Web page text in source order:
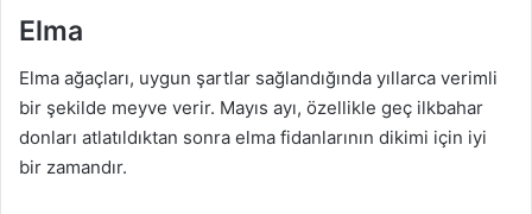
Elma
Elma ağaçları, uygun şartlar sağlandığında yıllarca verimli
bir şekilde meyve verir. Mayıs ayı, özellikle geç ilkbahar
donları atlatıldıktan sonra elma fidanlarının dikimi için iyi
bir zamandır.